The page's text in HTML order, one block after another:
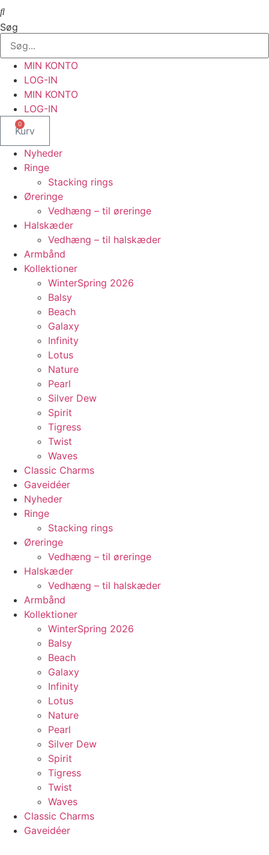
Søg
MIN KONTO
LOG-IN
MIN KONTO
LOG-IN
0
Kurv
Nyheder
Ringe
Stacking rings
Øreringe
Vedhæng – til øreringe
Halskæder
Vedhæng – til halskæder
Armbånd
Kollektioner
WinterSpring 2026
Balsy
Beach
Galaxy
Infinity
Lotus
Nature
Pearl
Silver Dew
Spirit
Tigress
Twist
Waves
Classic Charms
Gaveidéer
Nyheder
Ringe
Stacking rings
Øreringe
Vedhæng – til øreringe
Halskæder
Vedhæng – til halskæder
Armbånd
Kollektioner
WinterSpring 2026
Balsy
Beach
Galaxy
Infinity
Lotus
Nature
Pearl
Silver Dew
Spirit
Tigress
Twist
Waves
Classic Charms
Gaveidéer